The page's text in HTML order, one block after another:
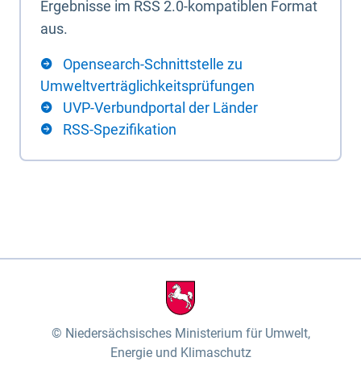
Ergebnisse im RSS 2.0-kompatiblen Format
aus.
Opensearch-Schnittstelle zu
Umweltverträglichkeitsprüfungen
UVP-Verbundportal der Länder
RSS-Spezifikation
Niedersächsisches Ministerium für Umwelt,
Energie und Klimaschutz